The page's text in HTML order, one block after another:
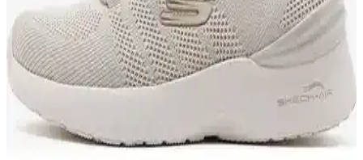
Bakacstore Kadın Siyah Deri Sivri Burun Topuklu
Ayakkabı - Günlük ve İş Kullanımı İçin Şık Tasarım
Bakacstore'un siyah deri kadın ayakkabısı, sivri burun ve kısa topuk
tasarımıyla şıklık ve rahatlığı bir arada sunar. Günlük ve iş
ortamlarına uygun, sürdürülebilir ve konforlu seçenekler içerir.
Muggo Kadın Günlük Topuklu ve Kısa Topuklu
Ayakkabı Karşılaştırması